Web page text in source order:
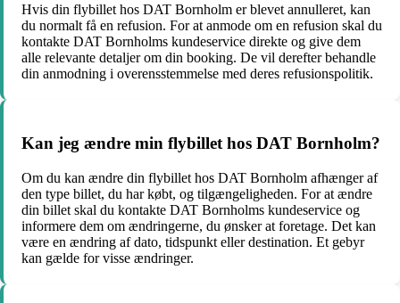
Hvis din flybillet hos DAT Bornholm er blevet annulleret, kan
du normalt få en refusion. For at anmode om en refusion skal du
kontakte DAT Bornholms kundeservice direkte og give dem
alle relevante detaljer om din booking. De vil derefter behandle
din anmodning i overensstemmelse med deres refusionspolitik.
Kan jeg ændre min flybillet hos DAT Bornholm?
Om du kan ændre din flybillet hos DAT Bornholm afhænger af
den type billet, du har købt, og tilgængeligheden. For at ændre
din billet skal du kontakte DAT Bornholms kundeservice og
informere dem om ændringerne, du ønsker at foretage. Det kan
være en ændring af dato, tidspunkt eller destination. Et gebyr
kan gælde for visse ændringer.